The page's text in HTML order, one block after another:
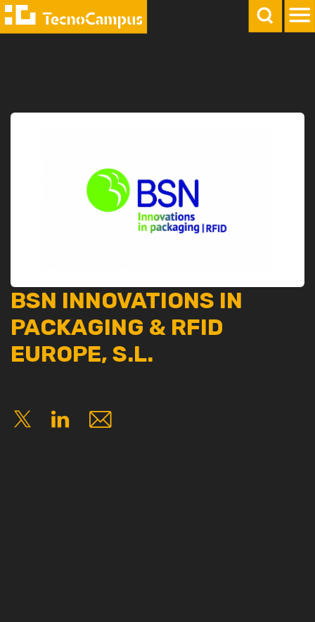
BSN INNOVATIONS IN
PACKAGING & RFID
EUROPE, S.L.